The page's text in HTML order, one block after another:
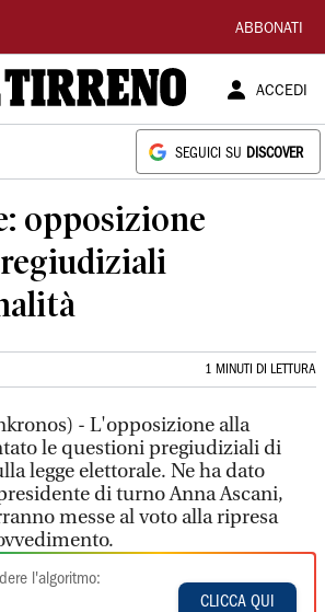
ABBONATI
ACCEDI
SEGUICI SU DISCOVER
opposizione
1 MINUTI DI LETTURA
- L'opposizione alla
le questioni pregiudiziali di
legge elettorale. Ne ha dato
di turno Anna Ascani,
messe al voto alla ripresa
l'algoritmo:
CLICCA QUI